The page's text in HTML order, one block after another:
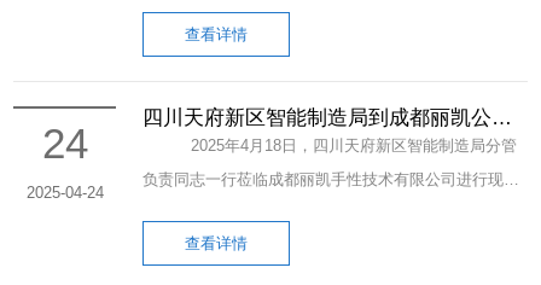
发挥，力压群雄，一举夺得本年度安全知识竞赛第一
活动之一，旨在深化员工安全意识，普及安全生产法规
与知识，营造“人人讲安全、个个会应急”的浓厚氛围。
本次比赛有来自成都有机系统的科技发展部、各事业
队伍，竞赛内容涵盖安全生产法规、操作规程、应急处
查看详情
24
2025-04-24
四川天府新区智能制造局到成都丽凯公司
进行调研
2025年4月18日，四川天府新区智能制造局分管
负责同志一行莅临成都丽凯手性技术有限公司进行现场
细介绍了成都丽凯创新能力建设情况及新技术、新材料
查看详情